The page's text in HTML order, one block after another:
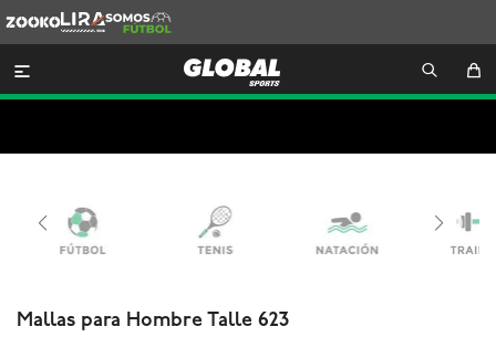
Lira
Somos
Futbol

Mallas para Hombre Talle 623